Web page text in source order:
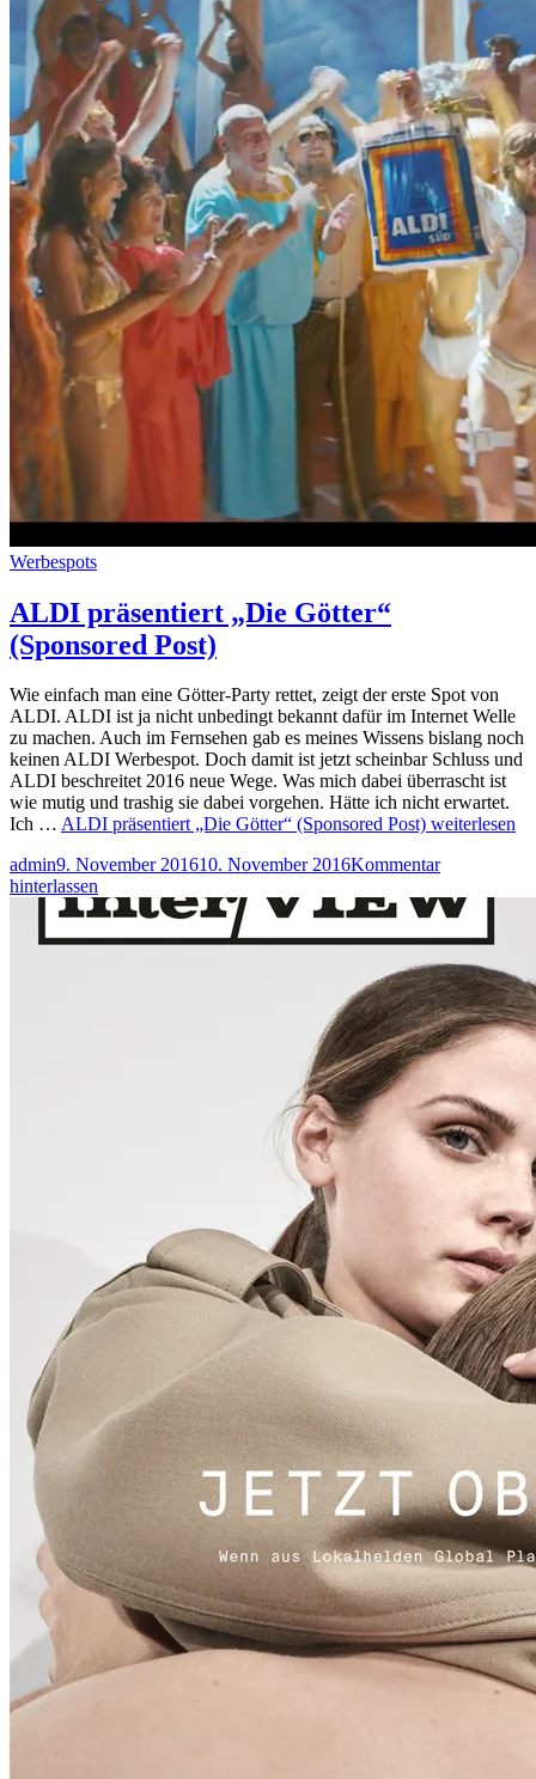
Werbespots
ALDI präsentiert „Die Götter“
(Sponsored Post)
Wie einfach man eine Götter-Party rettet, zeigt der erste Spot von
ALDI. ALDI ist ja nicht unbedingt bekannt dafür im Internet Welle
zu machen. Auch im Fernsehen gab es meines Wissens bislang noch
keinen ALDI Werbespot. Doch damit ist jetzt scheinbar Schluss und
ALDI beschreitet 2016 neue Wege. Was mich dabei überrascht ist
wie mutig und trashig sie dabei vorgehen. Hätte ich nicht erwartet.
Ich … ALDI präsentiert „Die Götter“ (Sponsored Post) weiterlesen
admin9. November 201610. November 2016Kommentar
hinterlassen